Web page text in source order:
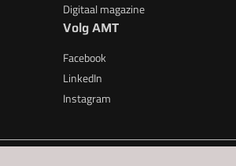
Digitaal magazine
Volg AMT
Facebook
LinkedIn
Instagram